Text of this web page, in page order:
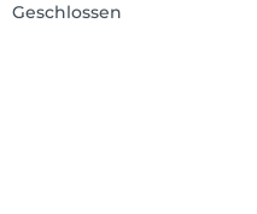
Geschlossen